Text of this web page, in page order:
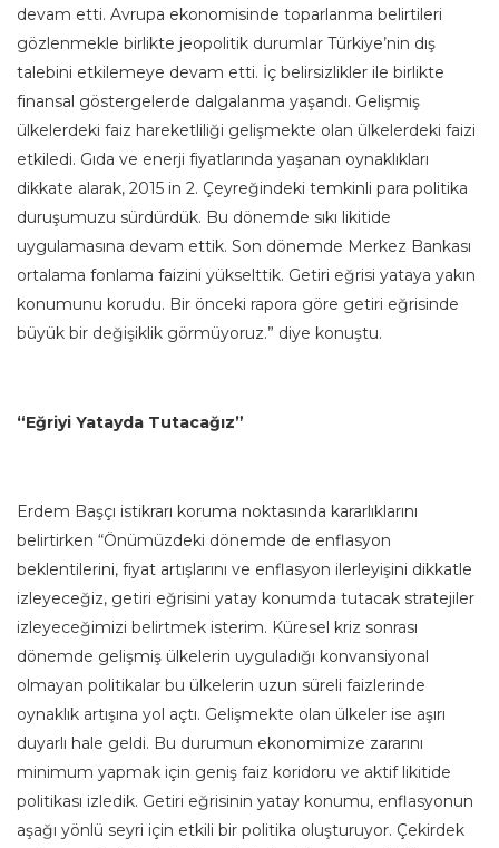
devam etti. Avrupa ekonomisinde toparlanma belirtileri
gözlenmekle birlikte jeopolitik durumlar Türkiye’nin dış
talebini etkilemeye devam etti. İç belirsizlikler ile birlikte
finansal göstergelerde dalgalanma yaşandı. Gelişmiş
ülkelerdeki faiz hareketliliği gelişmekte olan ülkelerdeki faizi
etkiledi. Gıda ve enerji fiyatlarında yaşanan oynaklıkları
dikkate alarak, 2015 in 2. Çeyreğindeki temkinli para politika
duruşumuzu sürdürdük. Bu dönemde sıkı likitide
uygulamasına devam ettik. Son dönemde Merkez Bankası
ortalama fonlama faizini yükselttik. Getiri eğrisi yataya yakın
konumunu korudu. Bir önceki rapora göre getiri eğrisinde
büyük bir değişiklik görmüyoruz.” diye konuştu.
“Eğriyi Yatayda Tutacağız”
Erdem Başçı istikrarı koruma noktasında kararlıklarını
belirtirken “Önümüzdeki dönemde de enflasyon
beklentilerini, fiyat artışlarını ve enflasyon ilerleyişini dikkatle
izleyeceğiz, getiri eğrisini yatay konumda tutacak stratejiler
izleyeceğimizi belirtmek isterim. Küresel kriz sonrası
dönemde gelişmiş ülkelerin uyguladığı konvansiyonal
olmayan politikalar bu ülkelerin uzun süreli faizlerinde
oynaklık artışına yol açtı. Gelişmekte olan ülkeler ise aşırı
duyarlı hale geldi. Bu durumun ekonomimize zararını
minimum yapmak için geniş faiz koridoru ve aktif likitide
politikası izledik. Getiri eğrisinin yatay konumu, enflasyonun
aşağı yönlü seyri için etkili bir politika oluşturuyor. Çekirdek